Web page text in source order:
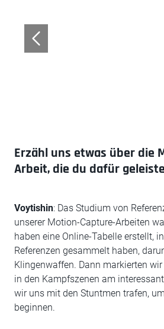
Erzähl uns etwas über die
Arbeit, die du dafür
Voytishin: Das Studium von
unserer Motion-Capture-Arbeiten
haben eine Online-Tabelle erstellt,
Referenzen gesammelt haben,
Klingenwaffen. Dann markierten
in den Kampfszenen am
wir uns mit den Stuntmen trafen,
beginnen.